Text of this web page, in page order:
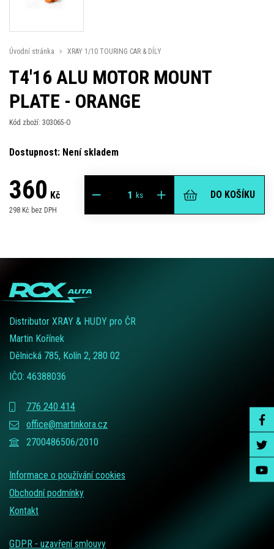
Úvodní stránka XRAY 1/10 TOURING CAR & DÍLY
T4'16 ALU MOTOR MOUNT
PLATE - ORANGE
Kód zboží: 303065-O
Dostupnost: Není skladem
360 Kč
298 Kč bez DPH
ks DO KOŠÍKU
Distributor XRAY & HUDY pro ČR
Martin Kořínek
Dělnická 785, Kolín 2, 280 02
IČO: 46388036
776 240 414
office@martinkora.cz
2700486506/2010
Informace o používání cookies
Obchodní podmínky
Kontakt
GDPR - uzavření smlouvy